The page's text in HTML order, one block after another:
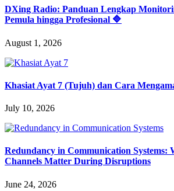
DXing Radio: Panduan Lengkap
Pemula hingga Profesional 🔷
August 1, 2026
Khasiat Ayat 7 (Tujuh) dan Cara
July 10, 2026
Redundancy in Communication Systems:
Channels Matter During Disruptions
June 24, 2026